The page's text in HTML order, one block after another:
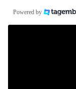
Powered by